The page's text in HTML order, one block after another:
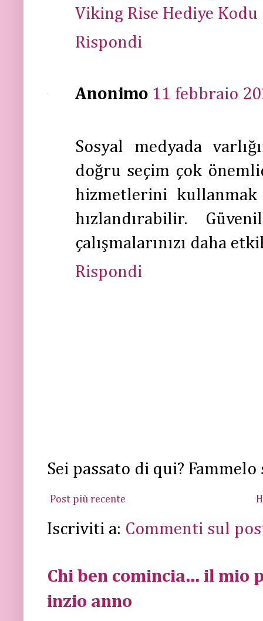
Viking Rise Hediye Kodu
Rispondi
Anonimo 11 febbraio
Sosyal medyada
doğru seçim çok
hizmetlerini kullanmak
hızlandırabilir.
çalışmalarınızı daha
Rispondi
Sei passato di qui?
Post più recente
Iscriviti a: Commenti sul
Chi ben comincia... il
inzio anno